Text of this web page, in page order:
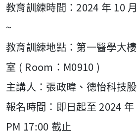
教育訓練時間：2024 年 10
~
教育訓練地點：第一醫學大
室 ( Room：M0910 )
主講人：張政暐、德怡科技
報名時間：即日起至 2024
PM 17:00 截止